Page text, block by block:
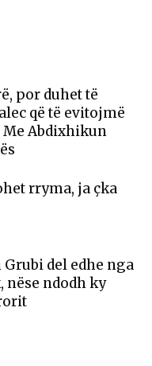
por duhet të
që të evitojmë
Me Abdixhikun
rryma, ja çka
Grubi del edhe nga
nëse ndodh ky